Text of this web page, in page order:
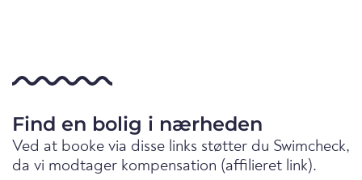
Find en bolig i nærheden
Ved at booke via disse links støtter du Swimcheck,
da vi modtager kompensation (affilieret link).